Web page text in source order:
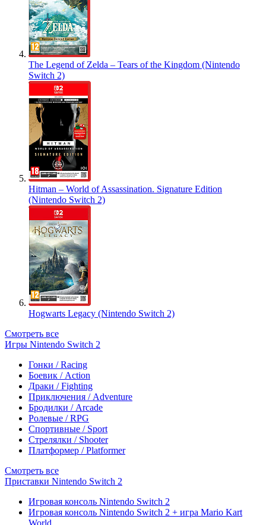
The Legend of Zelda – Tears of the Kingdom (Nintendo
Switch 2)
Hitman – World of Assassination. Signature Edition
(Nintendo Switch 2)
Hogwarts Legacy (Nintendo Switch 2)
Смотреть все
Игры Nintendo Switch 2
Гонки / Racing
Боевик / Action
Драки / Fighting
Приключения / Adventure
Бродилки / Arcade
Ролевые / RPG
Спортивные / Sport
Стрелялки / Shooter
Платформер / Platformer
Смотреть все
Приставки Nintendo Switch 2
Игровая консоль Nintendo Switch 2
Игровая консоль Nintendo Switch 2 + игра Mario Kart
World